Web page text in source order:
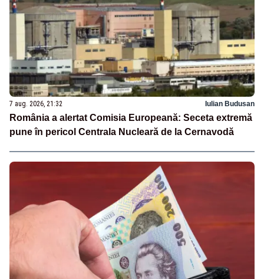
7 aug. 2026, 21:32 Iulian Budusan
România a alertat Comisia Europeană: Seceta extremă
pune în pericol Centrala Nucleară de la Cernavodă